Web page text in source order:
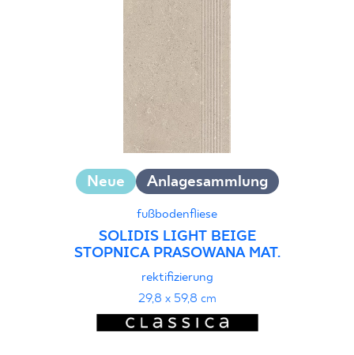
Neue Anlagesammlung
fußbodenfliese
SOLIDIS LIGHT BEIGE
STOPNICA PRASOWANA MAT.
rektifizierung
29,8 x 59,8 cm